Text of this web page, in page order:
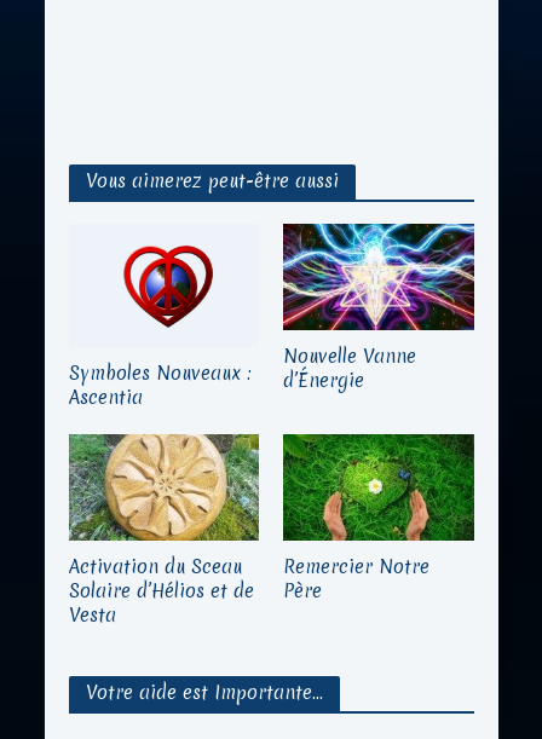
Vous aimerez peut-être aussi
Symboles Nouveaux :
Ascentia
Nouvelle Vanne
d’Énergie
Activation du Sceau
Solaire d’Hélios et de
Vesta
Remercier Notre
Père
Votre aide est Importante…